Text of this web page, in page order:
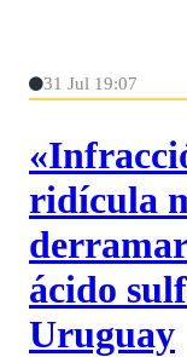
31 Jul 19:07
ridícula
ácido
Uruguay